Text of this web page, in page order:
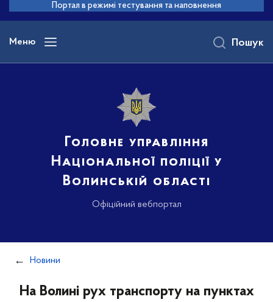
основного
вмісту
Портал в режимі тестування та наповнення
Меню
Головне управління
Національної поліції у
Волинській області
Офіційний вебпортал
Пошук
Новини
На Волині рух транспорту на пунктах